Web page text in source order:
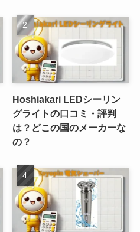
Hoshiakari LEDシーリン
グライトの口コミ・評判
は？どこの国のメーカーな
の？